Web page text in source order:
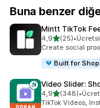
Buna benzer
Mintt TikTok
4,95 yıldız
(25)
toplam 25•
Create social
Built for
Video Slider:
4,95 yıldız
(348)
toplam 348 •
TikTok Videos,